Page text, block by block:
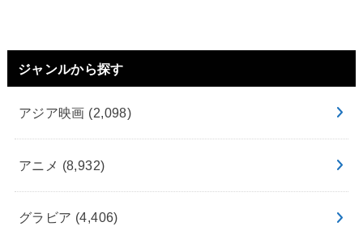
ジャンルから探す
アジア映画 (2,098)
アニメ (8,932)
グラビア (4,406)